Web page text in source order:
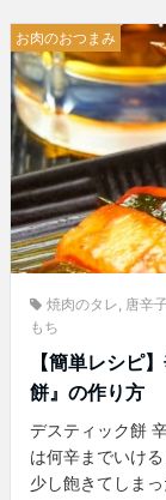
お肉のおつまみ
焼肉のタレ 唐辛
もち
【簡単レシピ
餅』の作り方
デスティック餅
は何辛までいけ
少し飽きてしま